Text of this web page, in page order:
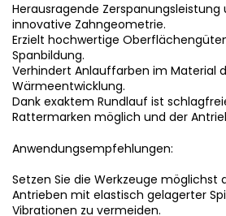
Herausragende
innovative Zahngeometrie.
Erzielt hochwertige
Spanbildung.
Verhindert Anlauffarben im Material
Wärmeentwicklung.
Dank exaktem Rundlauf ist
Rattermarken möglich und der
Anwendungsempfehlungen:
Setzen Sie die Werkzeuge möglichst
Antrieben mit elastisch gelagerter
Vibrationen zu vermeiden.